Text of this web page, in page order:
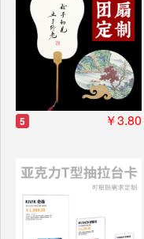
5 ￥3.80